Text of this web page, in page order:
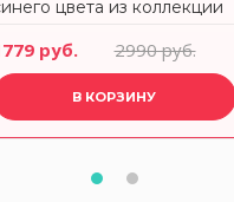
цвета из коллекции
руб. 2990 руб.
В КОРЗИНУ